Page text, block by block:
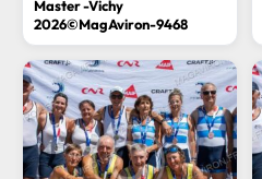
Master -Vichy
2026©MagAviron-9468